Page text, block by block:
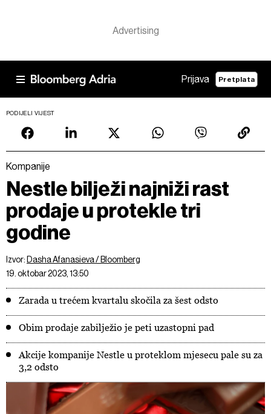
Prijava Pretplata
PODIJELI VIJEST
Kompanije
Nestle bilježi najniži rast
prodaje u protekle tri
godine
Izvor: Dasha Afanasieva / Bloomberg
19. oktobar 2023, 13:50
Zarada u trećem kvartalu skočila za šest odsto
Obim prodaje zabilježio je peti uzastopni pad
Akcije kompanije Nestle u proteklom mjesecu pale su za
3,2 odsto